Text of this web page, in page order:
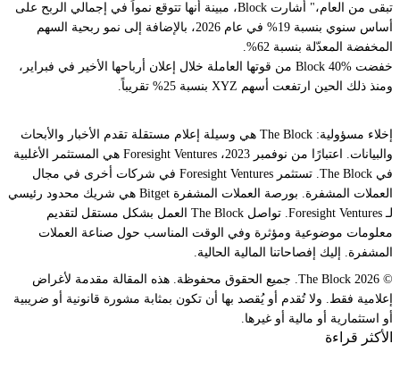
تبقى من العام،" أشارت Block، مبينة أنها تتوقع نمواً في إجمالي الربح على
أساس سنوي بنسبة 19% في عام 2026، بالإضافة إلى نمو ربحية السهم
المخفضة المعدّلة بنسبة 62%.
خفضت Block 40% من قوتها العاملة خلال إعلان أرباحها الأخير في فبراير،
ومنذ ذلك الحين ارتفعت أسهم XYZ بنسبة 25% تقريباً.
إخلاء مسؤولية: The Block هي وسيلة إعلام مستقلة تقدم الأخبار والأبحاث
والبيانات. اعتبارًا من نوفمبر 2023، Foresight Ventures هي المستثمر الأغلبية
في The Block. تستثمر Foresight Ventures في شركات أخرى في مجال
العملات المشفرة. بورصة العملات المشفرة Bitget هي شريك محدود رئيسي
لـ Foresight Ventures. تواصل The Block العمل بشكل مستقل لتقديم
معلومات موضوعية ومؤثرة وفي الوقت المناسب حول صناعة العملات
المشفرة. إليك إفصاحاتنا المالية الحالية.
© 2026 The Block. جميع الحقوق محفوظة. هذه المقالة مقدمة لأغراض
إعلامية فقط. ولا تُقدم أو يُقصد بها أن تكون بمثابة مشورة قانونية أو ضريبية
أو استثمارية أو مالية أو غيرها.
الأكثر قراءة